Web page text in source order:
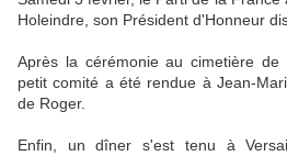
Holeindre, son Président d'Honneur
Après la cérémonie au cimetière de
petit comité a été rendue à Jean-
de Roger.
Enfin, un dîner s'est tenu à